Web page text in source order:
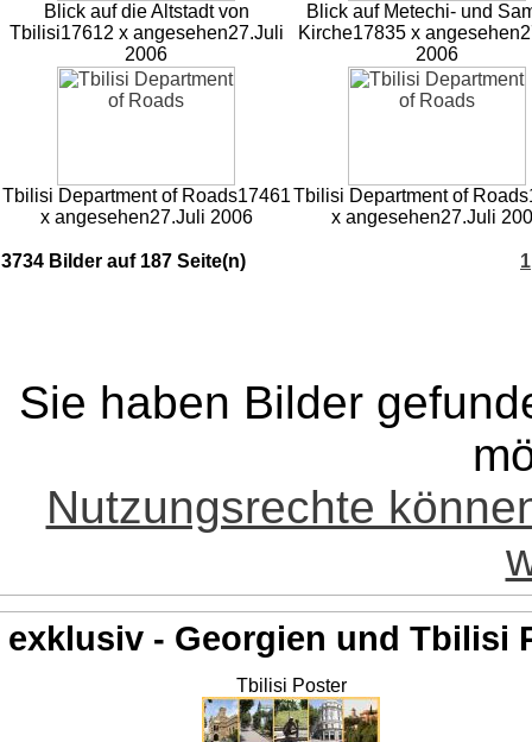
Blick auf die Altstadt von
Tbilisi17612 x angesehen27.Juli
2006
Blick auf Metechi- und
Kirche17835 x angesehen
2006
Tbilisi Department of Roads17461
x angesehen27.Juli 2006
Tbilisi Department of Roads
x angesehen27.Juli
3734 Bilder auf 187 Seite(n) 1
Sie haben Bilder
Nutzungsrechte
exklusiv - Georgien und Tbilisi
Tbilisi Poster